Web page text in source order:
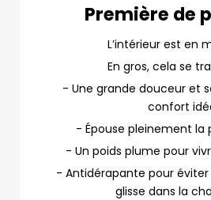
Première de
L’intérieur est en
En gros, cela se
- Une grande douceur et
confort
- Épouse pleinement la
- Un poids plume pour
- Antidérapante pour
glisse dans la